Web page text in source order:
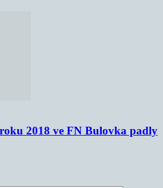
2018 ve FN Bulovka padly